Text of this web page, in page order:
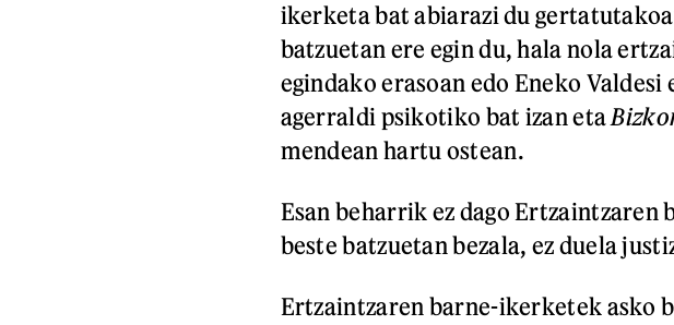
ikerketa bat abiarazi du
batzuetan ere egin du, hala nola
egindako erasoan edo Eneko
agerraldi psikotiko bat izan eta
mendean hartu ostean.
Esan beharrik ez dago
beste batzuetan bezala, ez duela
Ertzaintzaren barne-ikerketek asko